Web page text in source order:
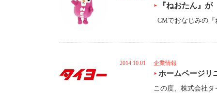
『ねおたん』
2014.10.01 企業情報
ホームページリ